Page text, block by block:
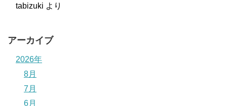
tabizuki より
アーカイブ
2026年
8月
7月
6月